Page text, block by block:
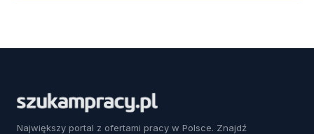
Największy portal z ofertami pracy w Polsce. Znajdź